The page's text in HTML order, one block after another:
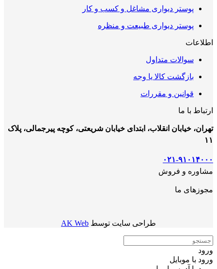
پوستر دیواری مشاغل و کسب و کار
پوستر دیواری طبیعت و منظره
اطلاعات
سوالات متداول
بازگشت کالا یا وجه
قوانین و مقررات
ارتباط با ما
تهران، خیابان انقلاب، ابتدای خیابان شریعتی، کوچه پیرجمالی، پلاک
۱۱
۰۲۱-۹۱۰۱۴۰۰۰
مشاوره و فروش
مجوزهای ما
طراحی سایت توسط AK Web
ورود
ورود با موبایل